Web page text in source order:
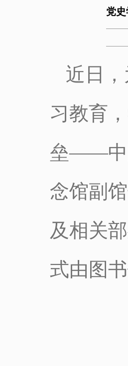
党
近日
习教育
垒——中
念馆副
及相关
式由图